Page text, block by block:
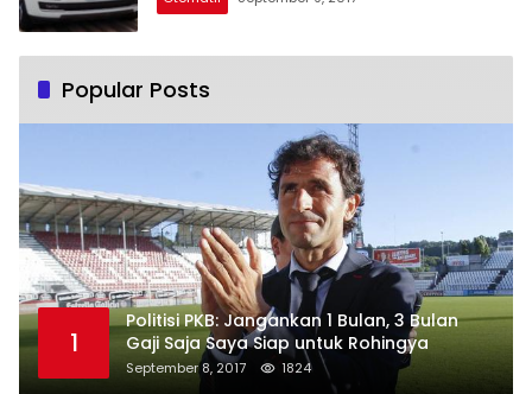
Popular Posts
1
Politisi PKB: Jangankan 1 Bulan, 3 Bulan
Gaji Saja Saya Siap untuk Rohingya
September 8, 2017 1824